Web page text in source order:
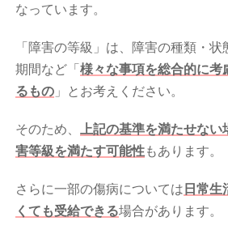
なっています。
「障害の等級」は、障害の種類・
期間など「様々な事項を総合的に考
るもの 」とお考えください。
そのため、
上記の基準を満たせな
害等級を満たす可能性もあります。
さらに一部の傷病については 日常生
くても受給できる場合があります。